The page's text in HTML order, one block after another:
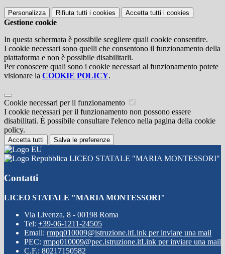
Personalizza Rifiuta tutti i cookies Accetta tutti i cookies
Gestione cookie
In questa schermata è possibile scegliere quali cookie consentire.
I cookie necessari sono quelli che consentono il funzionamento della
piattaforma e non è possibile disabilitarli.
Per conoscere quali sono i cookie necessari al funzionamento potete
visionare la COOKIE POLICY.
Cookie necessari per il funzionamento
I cookie necessari per il funzionamento non possono essere
disabilitati. È possibile consultare l'elenco nella pagina della cookie
policy.
Accetta tutti Salva le preferenze
LICEO STATALE "MARIA MONTESSORI"
Contatti
LICEO STATALE "MARIA MONTESSORI"
Via Livenza, 8 - 00198 Roma
Tel: +39-06-1211-24505
Email: rmpq010009@istruzione.itLink per inviare una mail
PEC: rmpq010009@pec.istruzione.itLink per inviare una mail
C.F.: 80217150582